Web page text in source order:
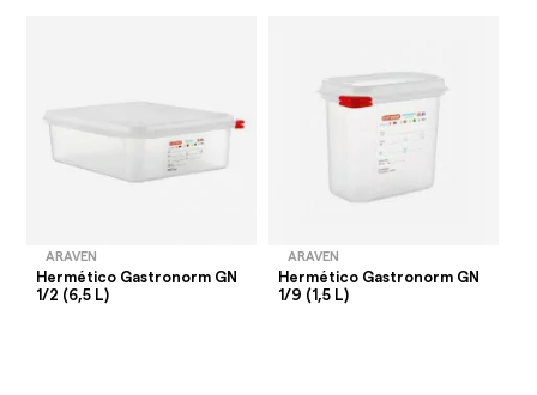
ARAVEN
Hermético Gastronorm GN
1/2 (6,5 L)
ARAVEN
Hermético Gastronorm GN
1/9 (1,5 L)